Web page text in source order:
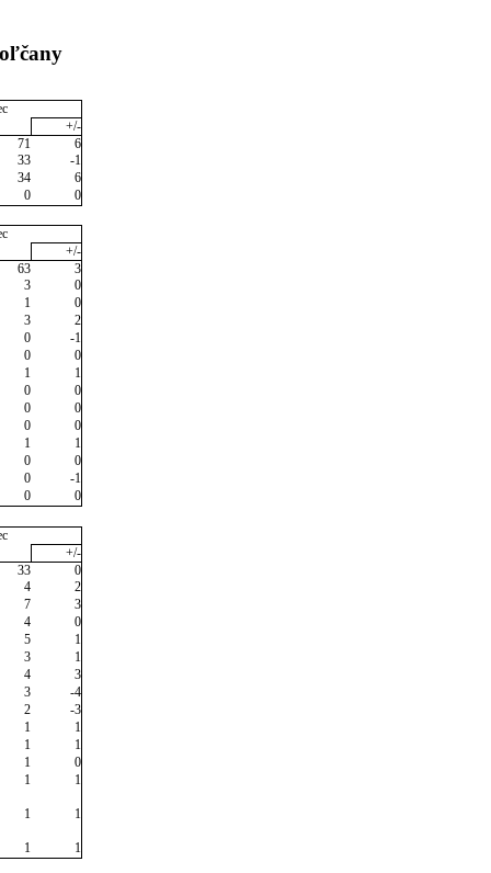
+/-
71
6
33
-1
34
6
0
0
+/-
63
3
3
0
1
0
3
2
0
-1
0
0
1
1
0
0
0
0
0
0
1
1
0
0
0
-1
0
0
+/-
33
0
4
2
7
3
4
0
5
1
3
1
4
3
3
-4
2
-3
1
1
1
1
1
0
1
1
1 1
1
1